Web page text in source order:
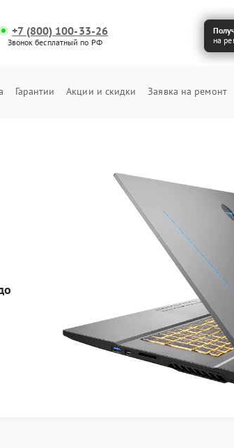
+7 (800) 100-33-26
Звонок бесплатный по РФ
на
Гарантии Акции и скидки Заявка на ремонт